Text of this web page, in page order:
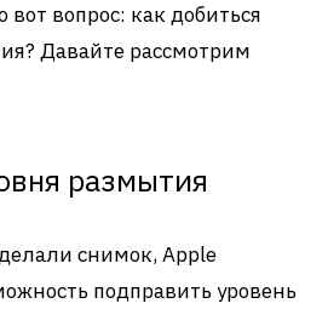
вопрос: как добиться
Давайте рассмотрим
размытия
снимок, Apple
подправить уровень